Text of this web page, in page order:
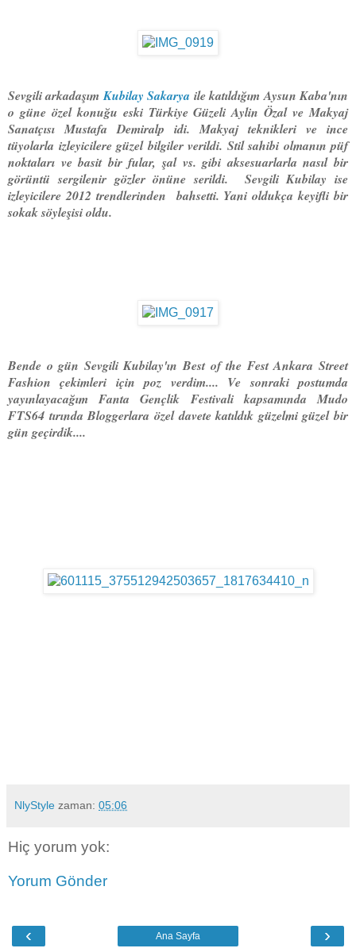
Sevgili arkadaşımKubilay Sakarya ile katıldığım Aysun Kaba'nın
o güne özel konuğu eski Türkiye Güzeli Aylin Özal ve Makyaj
Sanatçısı Mustafa Demiralp idi. Makyaj teknikleri ve ince
tüyolarla izleyicilere güzel bilgiler verildi. Stil sahibi olmanın püf
noktaları ve basit bir fular, şal vs. gibi aksesuarlarla nasıl bir
görüntü sergilenir gözler önüne serildi. Sevgili Kubilay ise
izleyicilere 2012 trendlerinden bahsetti. Yani oldukça keyifli bir
sokak söyleşisi oldu.
Bende o gün Sevgili Kubilay'ın Best of the Fest Ankara Street
Fashion çekimleri için poz verdim.... Ve sonraki postumda
yayınlayacağım Fanta Gençlik Festivali kapsamında Mudo
FTS64 tırında Bloggerlara özel davete katıldık güzelmi güzel bir
gün geçirdik....
NlyStyle zaman: 05:06
Hiç yorum yok:
Yorum Gönder
‹ ›
Ana Sayfa